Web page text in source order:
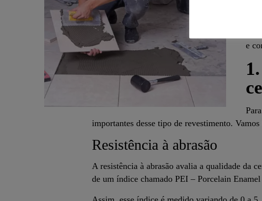
e
importantes desse tipo de revestimento. Vamos
Resistência à abrasão
A resistência à abrasão avalia a qualidade da
de um índice chamado PEI – Porcelain